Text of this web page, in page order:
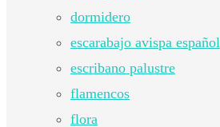
dormidero
escarabajo avispa español
escribano palustre
flamencos
flora